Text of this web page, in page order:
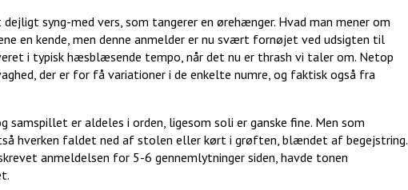
dejligt syng-med vers, som tangerer en ørehænger. Hvad man mener om
en kende, men denne anmelder er nu svært fornøjet ved udsigten til
i typisk hæsblæsende tempo, når det nu er thrash vi taler om. Netop
der er for få variationer i de enkelte numre, og faktisk også fra
samspillet er aldeles i orden, ligesom soli er ganske fine. Men som
hverken faldet ned af stolen eller kørt i grøften, blændet af begejstring.
anmeldelsen for 5-6 gennemlytninger siden, havde tonen